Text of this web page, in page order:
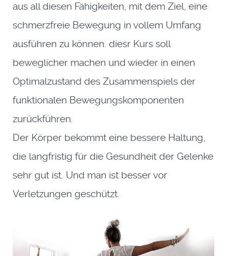
aus all diesen Fähigkeiten, mit dem Ziel, eine
schmerzfreie Bewegung in vollem Umfang
ausführen zu können. diesr Kurs soll
beweglicher machen und wieder in einen
Optimalzustand des Zusammenspiels der
funktionalen Bewegungskomponenten
zurückführen.
Der Körper bekommt eine bessere Haltung,
die langfristig für die Gesundheit der Gelenke
sehr gut ist. Und man ist besser vor
Verletzungen geschützt.